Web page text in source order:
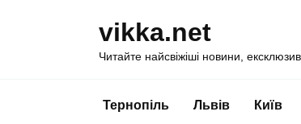
vikka.net
Читайте найсвіжіші новини,
Тернопіль Львів Київ